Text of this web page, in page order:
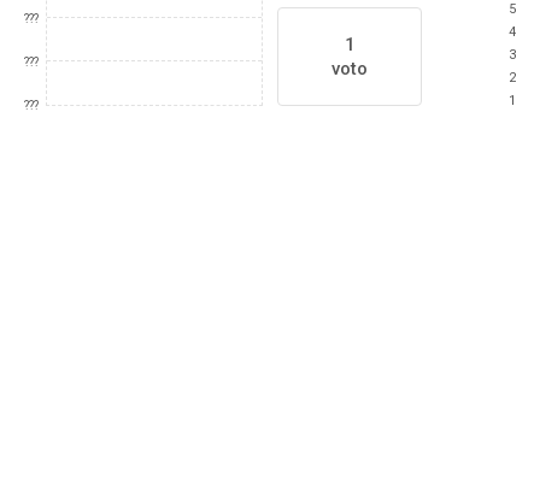
???
???
???
1
voto
5
4
3
2
1